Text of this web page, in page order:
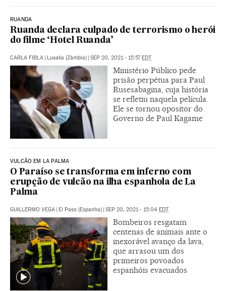
RUANDA
Ruanda declara culpado de terrorismo o herói
do filme ‘Hotel Ruanda’
CARLA FIBLA | Lusaka (Zâmbia) | SEP 20, 2021 - 15:57EDT
Ministério Público pede
prisão perpétua para Paul
Rusesabagina, cuja história
se refletiu naquela película.
Ele se tornou opositor do
Governo de Paul Kagame
VULCÃO EM LA PALMA
O Paraíso se transforma em inferno com
erupção de vulcão na ilha espanhola de La
Palma
GUILLERMO VEGA | El Paso (Espanha) | SEP 20, 2021 - 15:04 EDT
Bombeiros resgatam
centenas de animais ante o
inexorável avanço da lava,
que arrasou um dos
primeiros povoados
espanhóis evacuados